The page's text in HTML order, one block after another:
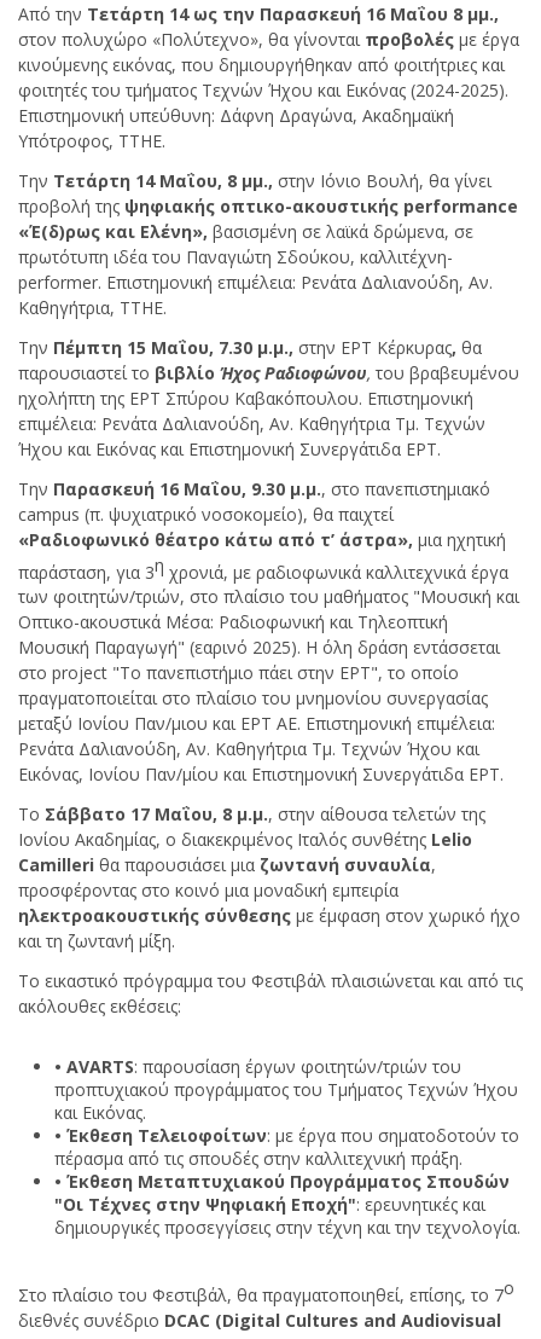
Από την Τετάρτη 14 ως την Παρασκευή 16 Μαΐου 8 μμ.,
στον πολυχώρο «Πολύτεχνο», θα γίνονται προβολές με έργα
κινούμενης εικόνας, που δημιουργήθηκαν από φοιτήτριες και
φοιτητές του τμήματος Τεχνών Ήχου και Εικόνας (2024-2025).
Επιστημονική υπεύθυνη: Δάφνη Δραγώνα, Ακαδημαϊκή
Υπότροφος, ΤΤΗΕ.
Την Τετάρτη 14 Μαΐου, 8 μμ., στην Ιόνιο Βουλή, θα γίνει
προβολή της ψηφιακής οπτικο-ακουστικής performance
«Έ(δ)ρως και Ελένη», βασισμένη σε λαϊκά δρώμενα, σε
πρωτότυπη ιδέα του Παναγιώτη Σδούκου, καλλιτέχνη-
performer. Επιστημονική επιμέλεια: Ρενάτα Δαλιανούδη, Αν.
Καθηγήτρια, ΤΤΗΕ.
Την Πέμπτη 15 Μαΐου, 7.30 μ.μ., στην ΕΡΤ Κέρκυρας, θα
παρουσιαστεί το βιβλίο Ήχος Ραδιοφώνου, του βραβευμένου
ηχολήπτη της ΕΡΤ Σπύρου Καβακόπουλου. Επιστημονική
επιμέλεια: Ρενάτα Δαλιανούδη, Αν. Καθηγήτρια Τμ. Τεχνών
Ήχου και Εικόνας και Επιστημονική Συνεργάτιδα ΕΡΤ.
Την Παρασκευή 16 Μαΐου, 9.30 μ.μ., στο πανεπιστημιακό
campus (π. ψυχιατρικό νοσοκομείο), θα παιχτεί
«Ραδιοφωνικό θέατρο κάτω από τ’ άστρα», μια ηχητική
παράσταση, για 3η χρονιά, με ραδιοφωνικά καλλιτεχνικά έργα
των φοιτητών/τριών, στο πλαίσιο του μαθήματος "Μουσική και
Οπτικο-ακουστικά Μέσα: Ραδιοφωνική και Τηλεοπτική
Μουσική Παραγωγή" (εαρινό 2025). Η όλη δράση εντάσσεται
στο project "Το πανεπιστήμιο πάει στην ΕΡΤ", το οποίο
πραγματοποιείται στο πλαίσιο του μνημονίου συνεργασίας
μεταξύ Ιονίου Παν/μιου και ΕΡΤ ΑΕ. Επιστημονική επιμέλεια:
Ρενάτα Δαλιανούδη, Αν. Καθηγήτρια Τμ. Τεχνών Ήχου και
Εικόνας, Ιονίου Παν/μίου και Επιστημονική Συνεργάτιδα ΕΡΤ.
Το Σάββατο 17 Μαΐου, 8 μ.μ., στην αίθουσα τελετών της
Ιονίου Ακαδημίας, ο διακεκριμένος Ιταλός συνθέτης Lelio
Camilleri θα παρουσιάσει μια ζωντανή συναυλία,
προσφέροντας στο κοινό μια μοναδική εμπειρία
ηλεκτροακουστικής σύνθεσης με έμφαση στον χωρικό ήχο
και τη ζωντανή μίξη.
Το εικαστικό πρόγραμμα του Φεστιβάλ πλαισιώνεται και από τις
ακόλουθες εκθέσεις:
• AVARTS: παρουσίαση έργων φοιτητών/τριών του
προπτυχιακού προγράμματος του Τμήματος Τεχνών Ήχου
και Εικόνας.
• Έκθεση Τελειοφοίτων: με έργα που σηματοδοτούν το
πέρασμα από τις σπουδές στην καλλιτεχνική πράξη.
• Έκθεση Μεταπτυχιακού Προγράμματος Σπουδών
"Οι Τέχνες στην Ψηφιακή Εποχή": ερευνητικές και
δημιουργικές προσεγγίσεις στην τέχνη και την τεχνολογία.
Στο πλαίσιο του Φεστιβάλ, θα πραγματοποιηθεί, επίσης, το 7ο
διεθνές συνέδριο DCAC (Digital Cultures and Audiovisual